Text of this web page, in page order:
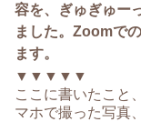
容を、ぎゅぎゅー
ました。 Zoomで
ます。
▼▼▼▼▼
ここに書いたこと
マホで撮った写真